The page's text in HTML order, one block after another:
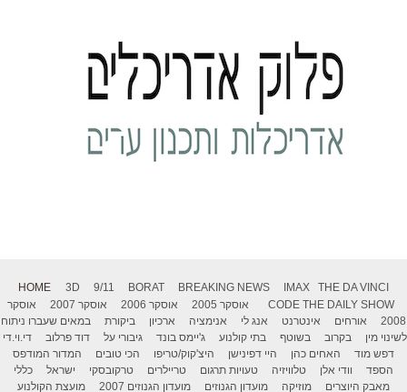
HOME 3D 9/11 BORAT BREAKING NEWS IMAX
THE DA VINCI
CODE THE DAILY SHOW אוסקר 2005 אוסקר 2006 אוסקר 2007
אוסקר
2008
אורחים אינטרנט אנג לי אנימציה ארכיון ביקורת
במאים שעברו ניתוח
לשינוי מין
בקרוב בשוטף בתי קולנוע ג'יימס בונד גיבורי על דוד פרלוב
די.וי.די
דפש מוד
האחים כהן היי דפינישן היצ'קוק/טריפו הכי טובים
המדור המודפס
הספד
וודי אלן טלוויזיה טעויות תרגום טריילרים טרקובסקי ישראל
כללי
מאבק היוצרים
מוזיקה מועדון הגנוזים מועדון הגנוזים 2007 מועצת הקולנוע